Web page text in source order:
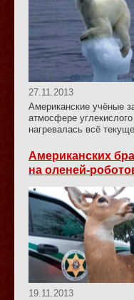
27.11.2013
Американские учёные
атмосфере
нагревалась всё
Американских
на оленей-
19.11.2013